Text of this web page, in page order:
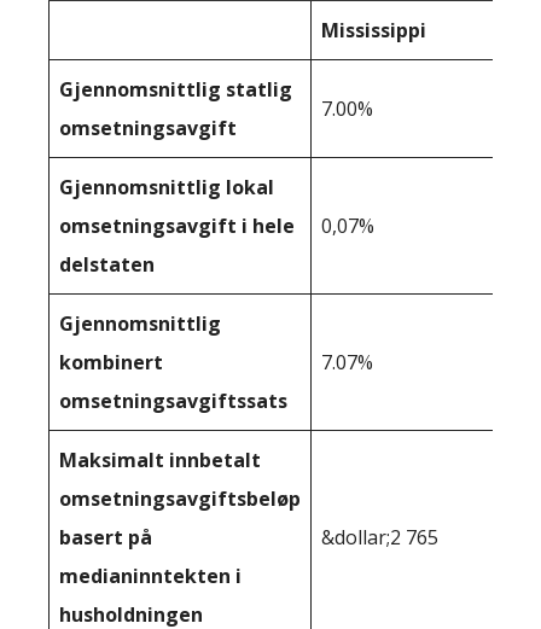
Mississippi
Gjennomsnittlig statlig
omsetningsavgift
7.00%
Gjennomsnittlig lokal
omsetningsavgift i hele
delstaten
0,07%
Gjennomsnittlig
kombinert
omsetningsavgiftssats
7.07%
Maksimalt innbetalt
omsetningsavgiftsbeløp
basert på
medianinntekten i
husholdningen
&dollar;2 765